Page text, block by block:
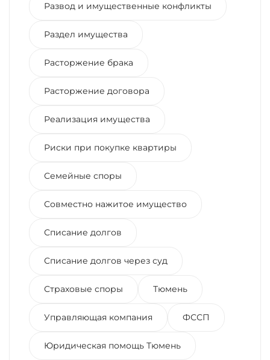
Развод и имущественные конфликты
Раздел имущества
Расторжение брака
Расторжение договора
Реализация имущества
Риски при покупке квартиры
Семейные споры
Совместно нажитое имущество
Списание долгов
Списание долгов через суд
Страховые споры Тюмень
Управляющая компания ФССП
Юридическая помощь Тюмень